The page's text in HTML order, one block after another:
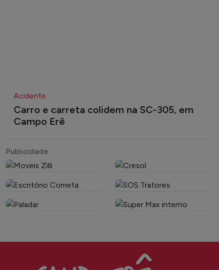
Acidente
Carro e carreta colidem na SC-305, em
Campo Erê
Publicidade